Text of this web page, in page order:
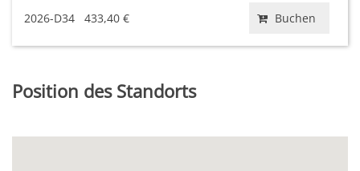
2026-D34 433,40 € Buchen
Position des Standorts